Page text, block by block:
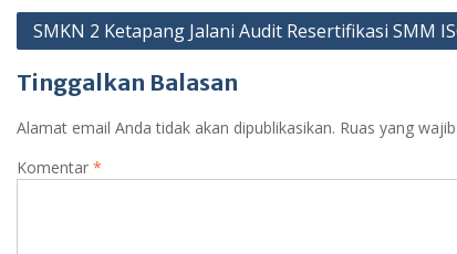
SMKN 2 Ketapang Jalani Audit Resertifikasi SMM
Tinggalkan Balasan
Alamat email Anda tidak akan dipublikasikan. Ruas yang
Komentar *